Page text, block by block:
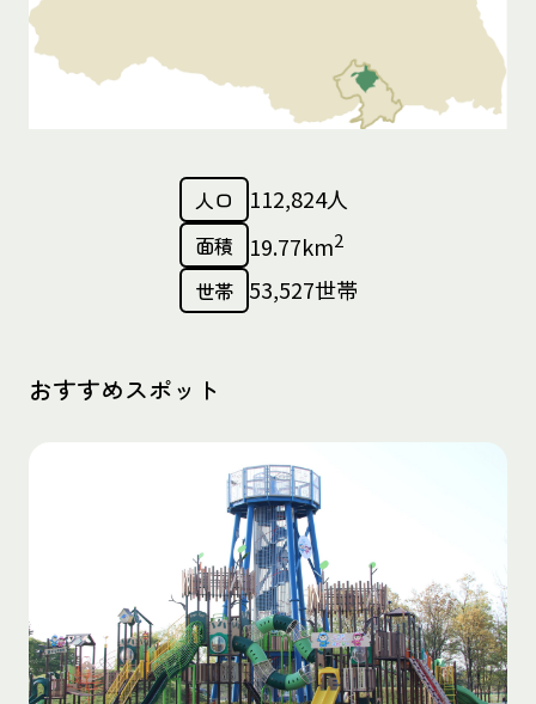
人口 112,824人
面積 19.77km2
世帯 53,527世帯
おすすめスポット